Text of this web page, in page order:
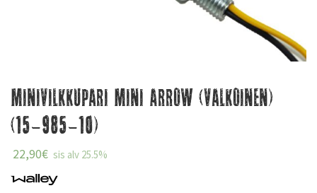
Minivilkkupari Mini Arrow (valkoinen)
(15-985-10)
22,90€ sis alv 25.5%